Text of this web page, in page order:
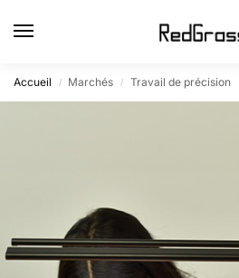
Accueil / Marchés / Travail de précision